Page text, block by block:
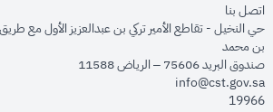
اتصل بنا
حي النخيل - تقاطع الأمير تركي بن عبدالعزيز الأول مع
بن محمد
صندوق البريد 75606 – الرياض 11588
info@cst.gov.sa
19966